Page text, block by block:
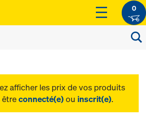
0
afficher les prix de vos produits
êtreconnecté(e)ou inscrit(e).